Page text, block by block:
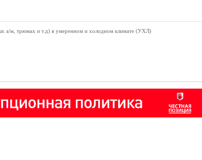
а/м, трюмах и т.д) в умеренном и холодном климате (УХЛ)